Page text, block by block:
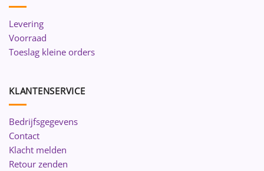
Levering
Voorraad
Toeslag kleine orders
KLANTENSERVICE
Bedrijfsgegevens
Contact
Klacht melden
Retour zenden